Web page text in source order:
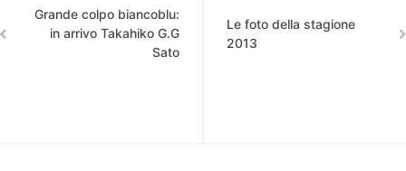
Grande colpo biancoblu:
in arrivo Takahiko G.G
Sato
Le foto della stagione
2013